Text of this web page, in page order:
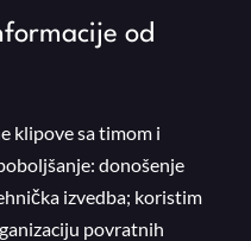
od
klipove sa timom i
donošenje
izvedba; koristim
povratnih